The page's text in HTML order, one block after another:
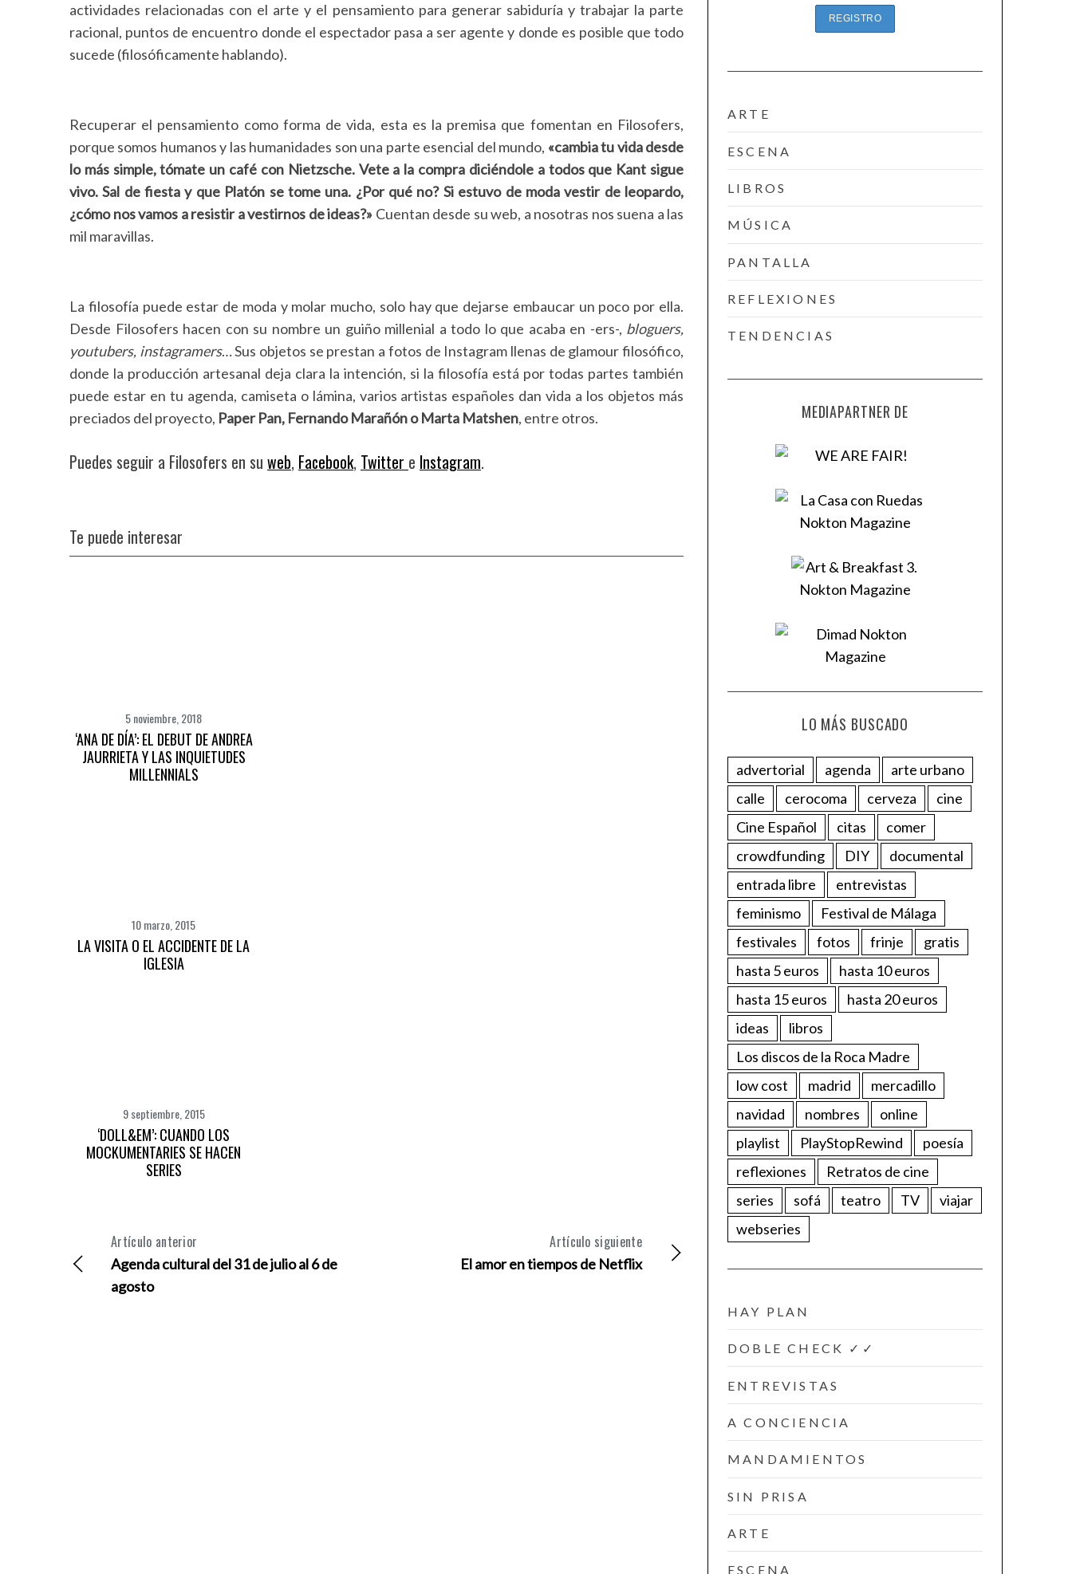
actividades relacionadas con el arte y el pensamiento para generar sabiduría y trabajar la parte
racional, puntos de encuentro donde el espectador pasa a ser agente y donde es posible que todo
sucede (filosóficamente hablando).
Recuperar el pensamiento como forma de vida, esta es la premisa que fomentan en Filosofers,
porque somos humanos y las humanidades son una parte esencial del mundo, «cambia tu vida desde
lo más simple, tómate un café con Nietzsche. Vete a la compra diciéndole a todos que Kant sigue
vivo. Sal de fiesta y que Platón se tome una. ¿Por qué no? Si estuvo de moda vestir de leopardo,
¿cómo nos vamos a resistir a vestirnos de ideas?» Cuentan desde su web, a nosotras nos suena a las
mil maravillas.
La filosofía puede estar de moda y molar mucho, solo hay que dejarse embaucar un poco por ella.
Desde Filosofers hacen con su nombre un guiño millenial a todo lo que acaba en -ers-, bloguers,
youtubers, instagramers… Sus objetos se prestan a fotos de Instagram llenas de glamour filosófico,
donde la producción artesanal deja clara la intención, si la filosofía está por todas partes también
puede estar en tu agenda, camiseta o lámina, varios artistas españoles dan vida a los objetos más
preciados del proyecto, Paper Pan, Fernando Marañón o Marta Matshen, entre otros.
Puedes seguir a Filosofers en su web, Facebook, Twitter e Instagram.
Te puede interesar
5 noviembre, 2018
‘ANA DE DÍA’: EL DEBUT DE ANDREA
JAURRIETA Y LAS INQUIETUDES
MILLENNIALS
10 marzo, 2015
LA VISITA O EL ACCIDENTE DE LA
IGLESIA
9 septiembre, 2015
‘DOLL&EM’: CUANDO LOS
MOCKUMENTARIES SE HACEN
SERIES
Artículo anterior
Agenda cultural del 31 de julio al 6 de
agosto
Artículo siguiente
El amor en tiempos de Netflix
ARTE
ESCENA
LIBROS
MÚSICA
PANTALLA
REFLEXIONES
TENDENCIAS
MEDIAPARTNER DE
LO MÁS BUSCADO
advertorial agenda
arte urbano
calle
cerocoma cerveza
cine
Cine Español
citas
comer
crowdfunding
DIY
documental
entrada libre
entrevistas
feminismo
Festival de Málaga
festivales
fotos frinje
gratis
hasta 5 euros
hasta 10 euros
hasta 15 euros
hasta 20 euros
ideas
libros
Los discos de la Roca Madre
low cost
madrid
mercadillo
navidad
nombres
online
playlist
PlayStopRewind
poesía
reflexiones
Retratos de cine
series
sofá teatro TV
viajar
webseries
HAY PLAN
DOBLE CHECK ✓✓
ENTREVISTAS
A CONCIENCIA
MANDAMIENTOS
SIN PRISA
ARTE
ESCENA
e
a
r
c